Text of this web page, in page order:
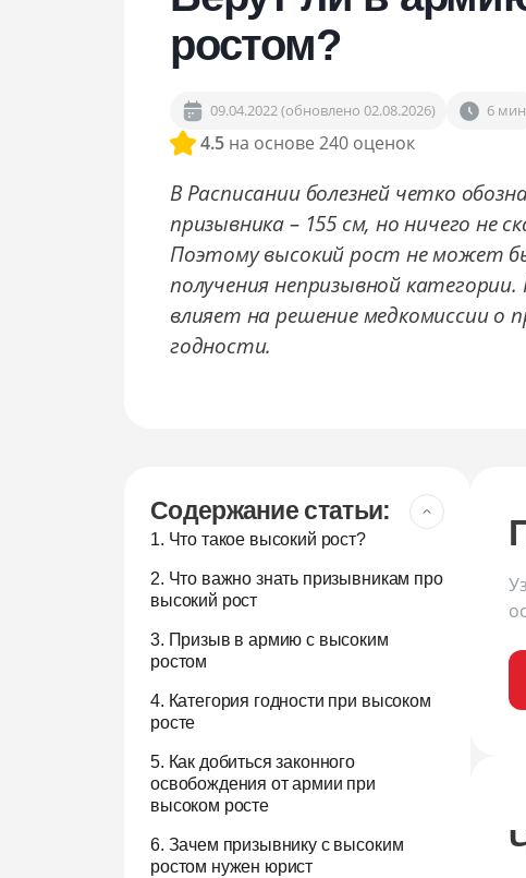
Сопровождение в военкомате
Снятие с воинского учёта
Снятие ограничений по повестке
ростом?
09.04.2022 (обновлено 02.08.2026) 6 мин
4.5 на основе 240 оценок
В Расписании болезней четко
призывника – 155 см, но ничего не
Поэтому высокий рост не может
получения непризывной
влияет на решение медкомиссии о
годности.
Содержание статьи:
1. Что такое высокий рост?
2. Что важно знать призывникам про
высокий рост
3. Призыв в армию с высоким
ростом
4. Категория годности при высоком
росте
5. Как добиться законного
освобождения от армии при
высоком росте
6. Зачем призывнику с высоким
ростом нужен юрист